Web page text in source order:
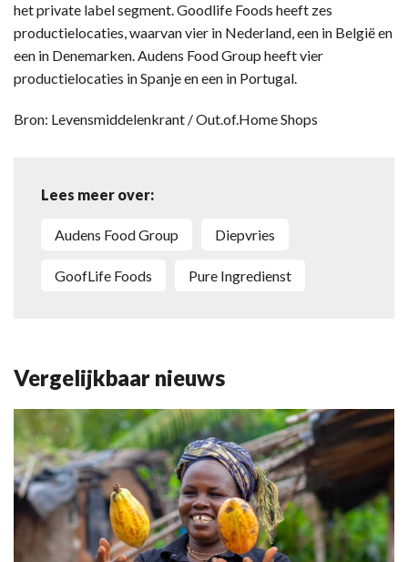
het private label segment. Goodlife Foods heeft zes
productielocaties, waarvan vier in Nederland, een in België en
een in Denemarken. Audens Food Group heeft vier
productielocaties in Spanje en een in Portugal.
Bron: Levensmiddelenkrant / Out.of.Home Shops
Lees meer over:
Audens Food Group diepvries
GoofLife Foods Pure Ingredienst
Vergelijkbaar nieuws